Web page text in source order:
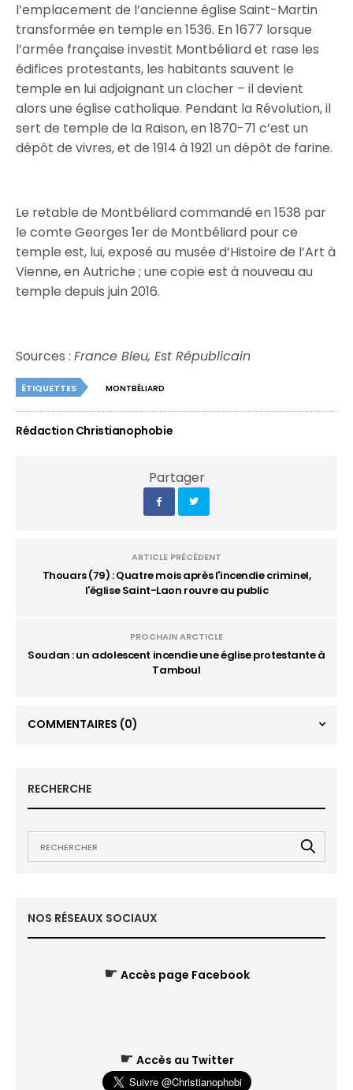
l’emplacement de l’ancienne église Saint-Martin
transformée en temple en 1536. En 1677 lorsque
l’armée française investit Montbéliard et rase les
édifices protestants, les habitants sauvent le
temple en lui adjoignant un clocher – il devient
alors une église catholique. Pendant la Révolution, il
sert de temple de la Raison, en 1870-71 c’est un
dépôt de vivres, et de 1914 à 1921 un dépôt de farine.
Le retable de Montbéliard commandé en 1538 par
le comte Georges 1er de Montbéliard pour ce
temple est, lui, exposé au musée d’Histoire de l’Art à
Vienne, en Autriche ; une copie est à nouveau au
temple depuis juin 2016.
Sources :France Bleu, Est Républicain
ÉTIQUETTES MONTBÉLIARD
Rédaction Christianophobie
Partager
ARTICLE PRÉCÉDENT
Thouars (79) : Quatre mois après l'incendie criminel,
l'église Saint-Laon rouvre au public
PROCHAIN ARCTICLE
Soudan : un adolescent incendie une église protestante à
Tamboul
COMMENTAIRES (0)
RECHERCHE
NOS RÉSEAUX SOCIAUX
☛ Accès page Facebook
☛ Accès au Twitter